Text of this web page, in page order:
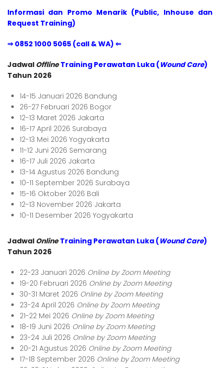
Informasi dan Promo Menarik (Public, Inhouse dan
Request Training)
⇒ 0852 1000 5065 (call & WA) ⇐
Jadwal OfflineTraining Perawatan Luka (Wound Care)
Tahun 2026
14-15 Januari 2026 Bandung
26-27 Februari 2026 Bogor
12-13 Maret 2026 Jakarta
16-17 April 2026 Surabaya
12-13 Mei 2026 Yogyakarta
11-12 Juni 2026 Semarang
16-17 Juli 2026 Jakarta
13-14 Agustus 2026 Bandung
10-11 September 2026 Surabaya
15-16 Oktober 2026 Bali
12-13 November 2026 Jakarta
10-11 Desember 2026 Yogyakarta
Jadwal Online Training Perawatan Luka (Wound Care)
Tahun 2026
22-23 Januari 2026 Online by Zoom Meeting
19-20 Februari 2026 Online by Zoom Meeting
30-31 Maret 2026 Online by Zoom Meeting
23-24 April 2026 Online by Zoom Meeting
21-22 Mei 2026 Online by Zoom Meeting
18-19 Juni 2026 Online by Zoom Meeting
23-24 Juli 2026 Online by Zoom Meeting
20-21 Agustus 2026 Online by Zoom Meeting
17-18 September 2026 Online by Zoom Meeting